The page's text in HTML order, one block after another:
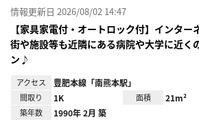
情報更新日 2026/08/02 14:47
【家具家電付・オートロック付】インタ
街や施設等も近隣にある病院や大学に近く
ン♪
アクセス 豊肥本線「南熊本駅」
間取り 1K 面積 21m²
築年数 1990年 2月 築